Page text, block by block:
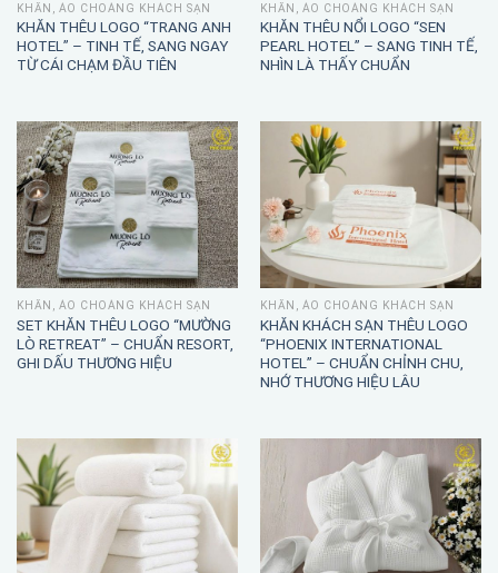
KHĂN, ÁO CHOÀNG KHÁCH SẠN
KHĂN THÊU LOGO “TRANG ANH
HOTEL” – TINH TẾ, SANG NGAY
TỪ CÁI CHẠM ĐẦU TIÊN
KHĂN, ÁO CHOÀNG KHÁCH SẠN
KHĂN THÊU NỔI LOGO “SEN
PEARL HOTEL” – SANG TINH TẾ,
NHÌN LÀ THẤY CHUẨN
KHĂN, ÁO CHOÀNG KHÁCH SẠN
SET KHĂN THÊU LOGO “MƯỜNG
LÒ RETREAT” – CHUẨN RESORT,
GHI DẤU THƯƠNG HIỆU
KHĂN, ÁO CHOÀNG KHÁCH SẠN
KHĂN KHÁCH SẠN THÊU LOGO
“PHOENIX INTERNATIONAL
HOTEL” – CHUẨN CHỈNH CHU,
NHỚ THƯƠNG HIỆU LÂU